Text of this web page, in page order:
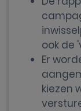
ook de
Er
kiezen